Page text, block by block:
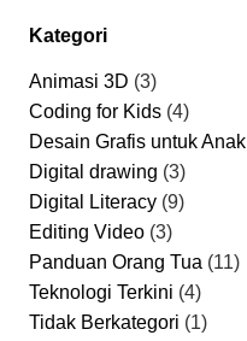
Kategori
Animasi 3D (3)
Coding for Kids (4)
Desain Grafis untuk Anak
Digital drawing (3)
Digital Literacy (9)
Editing Video (3)
Panduan Orang Tua (11)
Teknologi Terkini (4)
Tidak Berkategori (1)